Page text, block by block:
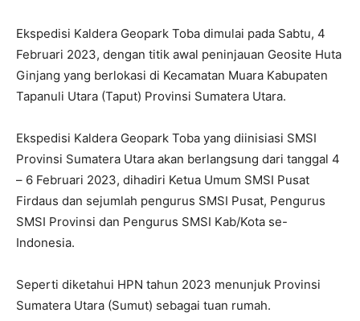
Ekspedisi Kaldera Geopark Toba dimulai pada Sabtu, 4
Februari 2023, dengan titik awal peninjauan Geosite Huta
Ginjang yang berlokasi di Kecamatan Muara Kabupaten
Tapanuli Utara (Taput) Provinsi Sumatera Utara.
Ekspedisi Kaldera Geopark Toba yang diinisiasi SMSI
Provinsi Sumatera Utara akan berlangsung dari tanggal 4
– 6 Februari 2023, dihadiri Ketua Umum SMSI Pusat
Firdaus dan sejumlah pengurus SMSI Pusat, Pengurus
SMSI Provinsi dan Pengurus SMSI Kab/Kota se-
Indonesia.
Seperti diketahui HPN tahun 2023 menunjuk Provinsi
Sumatera Utara (Sumut) sebagai tuan rumah.